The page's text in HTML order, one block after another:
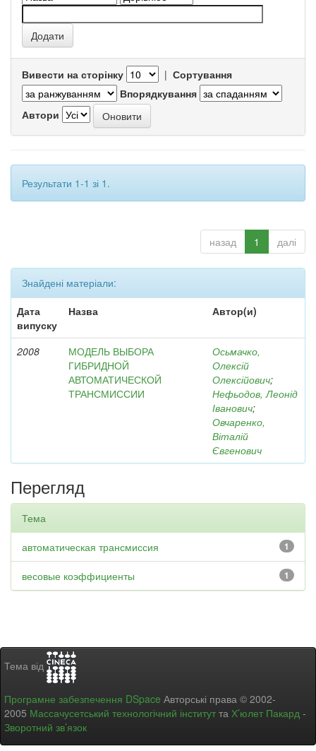
Вивести на сторінку | Сортування
Впорядкування
Автори
Результати 1-1 зі 1.
назад 1 далі
Знайдені матеріали:
Дата
випуску
Назва Автор(и)
2008
МОДЕЛЬ ВЫБОРА
ГИБРИДНОЙ
АВТОМАТИЧЕСКОЙ
ТРАНСМИССИИ
Осьмачко,
Олексій
Олексійович;
Нефьодов, Леонід
Іванович;
Овчаренко,
Віталій
Євгенович
Перегляд
Тема
1
автоматическая трансмиссия
1
весовые коэффициенты
Тема від
Програмне забезпечення DSpace Авторські права © 2002-
2005 Массачусетський технологічний інститут та Х’юлет Пакард -
Зворотний зв’язок